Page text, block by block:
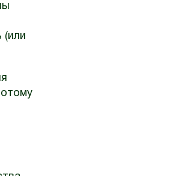
(или